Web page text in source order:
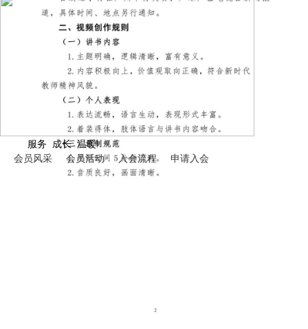
服务 成长 温暖
会员风采
会员活动 入会流程 申请入会